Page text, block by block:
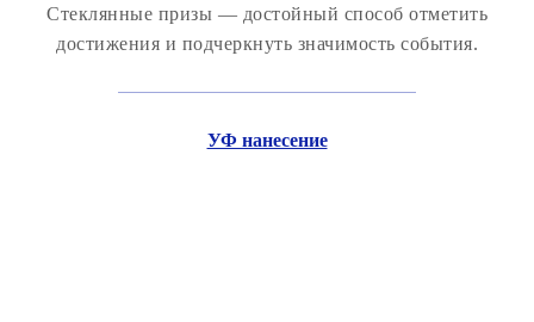
Стеклянные призы — достойный способ отметить
достижения и подчеркнуть значимость события.
УФ нанесение